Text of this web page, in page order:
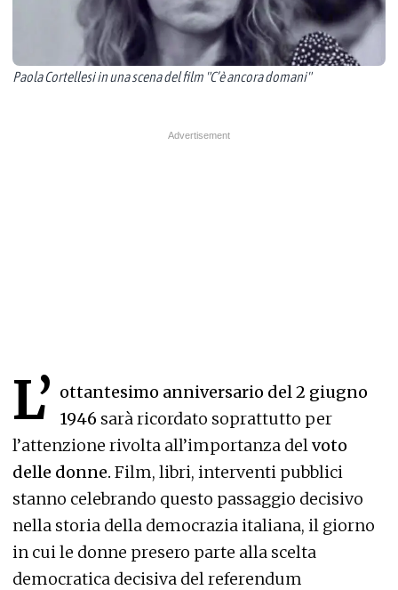
Paola Cortellesi in una scena del film "C’è ancora domani"
L’ ottantesimo anniversario del 2 giugno
1946 sarà ricordato soprattutto per
l’attenzione rivolta all’importanza delvoto
delle donne. Film, libri, interventi pubblici
stanno celebrando questo passaggio decisivo
nella storia della democrazia italiana, il giorno
in cui le donne presero parte alla scelta
democratica decisiva del referendum